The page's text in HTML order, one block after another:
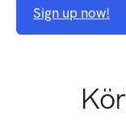
Sign up now!